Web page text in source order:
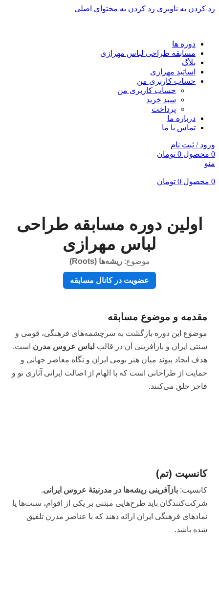
رد کردن به ناوبری رد کردن به محتوای اصلی
دوره ها
مسابقه طراحی لباس مهرازی
بلاگ
اساتید مهرازی
حساب کاربری من
حساب کاربری من
سبد خرید
پرداخت
درباره ما
تماس با ما
ورود / ثبت نام
0 محصول 0 تومان
منو
0 محصول 0 تومان
اولین دوره مسابقه طراحی
لباس مهرازی
موضوع:ریشه‌ها (Roots)
عضویت در کانال مسابقه
مقدمه و موضوع مسابقه
موضوع این دوره بازگشت به سرچشمه‌های فرهنگی، قومی و
سنتی ایران و بازآفرینی آن در قالب لباس عروس مدرن است.
هدف ایجاد پیوند میان هنر بومی ایران و نگاه معاصر جهانی و
حمایت از طراحانی است که با الهام از اصالت ایرانی آثاری نو و
فاخر خلق می‌کنند.
کانسپت (تم)
کانسپت: بازآفرینی ریشه‌ها در مدرنیتۀ عروس ایرانی.
شرکت‌کنندگان باید طرح‌هایی مبتنی بر یکی از اقوام، سنت‌ها یا
نمادهای فرهنگی ایران ارائه دهند که با عناصر مدرن تلفیق
شده باشد.